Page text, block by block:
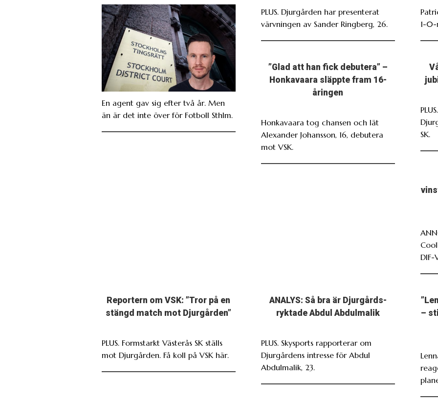
En agent gav sig efter två år. Men
än är det inte över för Fotboll Sthlm.
PLUS. Djurgården har presenterat
värvningen av Sander Ringberg, 26.
1-0-
”Glad att han fick debutera” –
Honkavaara släppte fram 16-
åringen
Honkavaara tog chansen och lät
Alexander Johansson, 16, debutera
mot VSK.
SK.
DIF-
Reportern om VSK: ”Tror på en
stängd match mot Djurgården”
PLUS. Formstarkt Västerås SK ställs
mot Djurgården. Få koll på VSK här.
ANALYS: Så bra är Djurgårds-
ryktade Abdul Abdulmalik
PLUS. Skysports rapporterar om
Djurgårdens intresse för Abdul
Abdulmalik, 23.
–